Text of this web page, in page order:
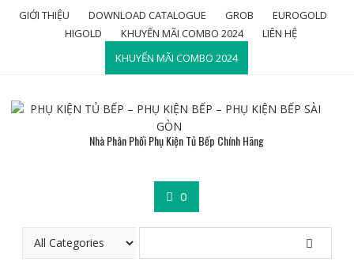
GIỚI THIỆU DOWNLOAD CATALOGUE GROB
EUROGOLD
HIGOLD
KHUYẾN MÃI COMBO 2024
LIÊN HỆ
KHUYẾN MÃI COMBO 2024
Nhà Phân Phối Phụ Kiện Tủ Bếp Chính Hãng
0